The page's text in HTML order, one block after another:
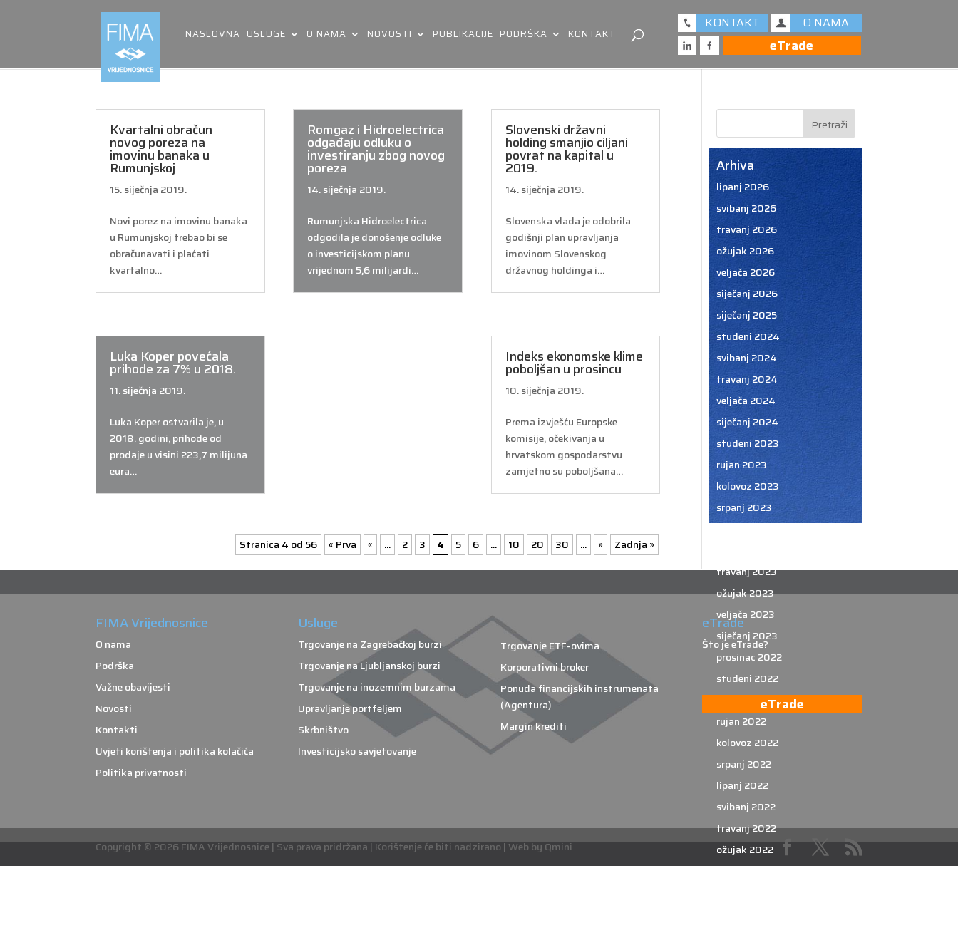
NASLOVNA USLUGE O NAMA NOVOSTI PUBLIKACIJE PODRŠKA KONTAKT
KONTAKT O NAMA
eTrade
Kvartalni obračun
novog poreza na
imovinu banaka u
Rumunjskoj
15. siječnja 2019.
Novi porez na imovinu banaka
u Rumunjskoj trebao bi se
obračunavati i plaćati
kvartalno…
Romgaz i Hidroelectrica
odgađaju odluku o
investiranju zbog novog
poreza
14. siječnja 2019.
Rumunjska Hidroelectrica
odgodila je donošenje odluke
o investicijskom planu
vrijednom 5,6 milijardi…
Slovenski državni
holding smanjio ciljani
povrat na kapital u
2019.
14. siječnja 2019.
Slovenska vlada je odobrila
godišnji plan upravljanja
imovinom Slovenskog
državnog holdinga i…
Luka Koper povećala
prihode za 7% u 2018.
11. siječnja 2019.
Luka Koper ostvarila je, u
2018. godini, prihode od
prodaje u visini 223,7 milijuna
eura…
Indeks ekonomske klime
poboljšan u prosincu
10. siječnja 2019.
Prema izvješću Europske
komisije, očekivanja u
hrvatskom gospodarstvu
zamjetno su poboljšana…
Stranica 4 od 56 « Prva « ... 2 3 4 5 6 ... 10 20 30 ... » Zadnja »
Arhiva
lipanj 2026
svibanj 2026
travanj 2026
ožujak 2026
veljača 2026
siječanj 2026
siječanj 2025
studeni 2024
svibanj 2024
travanj 2024
veljača 2024
siječanj 2024
studeni 2023
rujan 2023
kolovoz 2023
srpanj 2023
travanj 2023
ožujak 2023
veljača 2023
siječanj 2023
prosinac 2022
studeni 2022
listopad 2022
rujan 2022
kolovoz 2022
srpanj 2022
lipanj 2022
svibanj 2022
travanj 2022
ožujak 2022
veljača 2022
FIMA Vrijednosnice
O nama
Podrška
Važne obavijesti
Novosti
Kontakti
Uvjeti korištenja i politika kolačića
Politika privatnosti
Usluge
Trgovanje na Zagrebačkoj burzi
Trgovanje na Ljubljanskoj burzi
Trgovanje na inozemnim burzama
Upravljanje portfeljem
Skrbništvo
Investicijsko savjetovanje
Trgovanje ETF-ovima
Korporativni broker
Ponuda financijskih instrumenata
(Agentura)
Margin krediti
eTrade
Što je eTrade?
eTrade
Copyright © 2026 FIMA Vrijednosnice | Sva prava pridržana | Korištenje će biti nadzirano | Web by Qmini